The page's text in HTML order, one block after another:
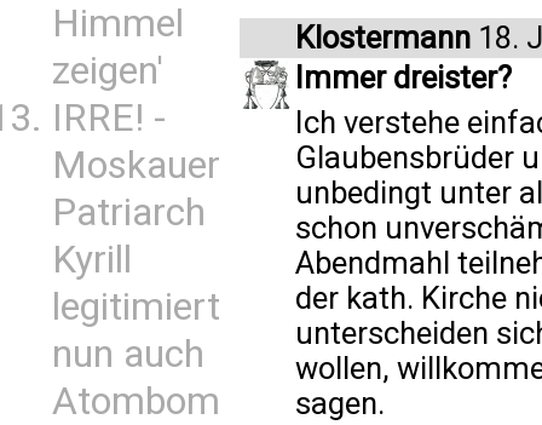
Himmel
zeigen'
IRRE! -
Moskauer
Patriarch
Kyrill
legitimiert
nun auch
Atombom
Klostermann 18.
Immer dreister?
Ich verstehe
Glaubensbrüder
unbedingt unter
schon
Abendmahl
der kath. Kirche
unterscheiden
wollen,
sagen.